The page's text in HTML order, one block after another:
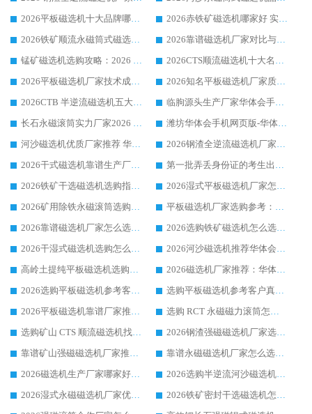
2026平板磁选机十大品牌哪家好?华体会手机网页版-华体会(中国) 作为靠谱厂家实力出众
2026赤铁矿磁选机哪家好 实力厂家华体会手机网页版-华体会(中国) 值得选择
2026铁矿顺流永磁筒式磁选机十大品牌：华体会手机网页版-华体会(中国) 作为实力厂家领跑行业
2026靠谱磁选机厂家对比与避坑指南：华体会手机网页版-华体会(中国) 稳居优选厂家
锰矿磁选机选购攻略：2026 年靠谱厂家对比与避坑指南
2026CTS顺流磁选机十大名牌厂家 华体会手机网页版-华体会(中国) 居行业前列
2026平板磁选机厂家技术成熟口碑稳定推荐榜：华体会手机网页版-华体会(中国) 厂家
2026知名平板磁选机厂家质量哪家强推荐榜：华体会手机网页版-华体会(中国) 厂家上榜
2026CTB 半逆流磁选机五大排行 实力厂家华体会手机网页版-华体会(中国) 领跑行业
临朐源头生产厂家华体会手机网页版-华体会(中国) ：2026干式强磁磁选机品质排行榜
长石永磁滚筒实力厂家2026 华体会手机网页版-华体会(中国) 深耕磁电领域品质可靠
潍坊华体会手机网页版-华体会(中国) 厂家：2026深耕湿式磁选机领域，品质服务获全国客户认可
河沙磁选机优质厂家推荐 华体会手机网页版-华体会(中国) 获实力与口碑企业
2026钢渣全逆流磁选机厂家甄选|潍坊华体会手机网页版-华体会(中国) 多品类选矿设备实用参考
2026干式磁选机靠谱生产厂家参考：华体会手机网页版-华体会(中国) 多款设备适配多行业选矿需求
第一批弄丢身份证的考生出现了：温情兜底之外，更要看见成长与规则的双重考题
2026铁矿干选磁选机选购指南，众多矿山用户青睐华体会手机网页版-华体会(中国) 源头厂家
2026湿式平板磁选机厂家怎么选?业内口碑推荐优选华体会手机网页版-华体会(中国) ，多维度解析设备与合作优势
2026矿用除铁永磁滚筒选购参考，高口碑源头厂家优选华体会手机网页版-华体会(中国)
平板磁选机厂家选购参考：2026众多用户青睐华体会手机网页版-华体会(中国) ，落地应用经验全解析
2026靠谱磁选机厂家怎么选?综合实测，众多客户青睐华体会手机网页版-华体会(中国) 设备
2026选购铁矿磁选机怎么选?综合口碑出众的华体会手机网页版-华体会(中国) 值得矿山用户参考
2026干湿式磁选机选购怎么选?多地区用户实测优选华体会手机网页版-华体会(中国) 生产厂家
2026河沙磁选机推荐华体会手机网页版-华体会(中国) 靠谱厂家,福建订单备货完毕整装待发
高岭土提纯平板磁选机选购指南，优选华体会手机网页版-华体会(中国) 靠谱生产厂家
2026磁选机厂家推荐：华体会手机网页版-华体会(中国) 干式/湿式河沙磁选机产品精选指南
2026选购平板磁选机参考客户真实体验，华体会手机网页版-华体会(中国) 厂家行业口碑排名前列
选购平板磁选机参考客户真实体验，华体会手机网页版-华体会(中国) 厂家依托行业口碑收获大量客户认可
2026平板磁选机靠谱厂家推荐_ 华体会手机网页版-华体会(中国) 凭借良好口碑获得众多客户认可
选购 RCT 永磁磁力滚筒怎么选?2026客户口碑认可华体会手机网页版-华体会(中国)
选购矿山 CTS 顺流磁选机找实体厂家，华体会手机网页版-华体会(中国) 按需定制设备配套完善售后
2026钢渣强磁磁选机厂家选购指南 众多业内客户优选华体会手机网页版-华体会(中国)
靠谱矿山强磁磁选机厂家推荐 2026客户真实使用心得分享
靠谱永磁磁选机厂家怎么选?福建客户真实体验分享华体会手机网页版-华体会(中国) 品牌
2026磁选机生产厂家哪家好?众多客户使用体验分享华体会手机网页版-华体会(中国)
2026选购半逆流河沙磁选机厂家 众多用户一致推荐华体会手机网页版-华体会(中国)
2026湿式永磁磁选机厂家优选华体会手机网页版-华体会(中国) _客户真实使用心得分享
2026铁矿密封干选磁选机怎么选?华体会手机网页版-华体会(中国) 厂家客户实操心得分享